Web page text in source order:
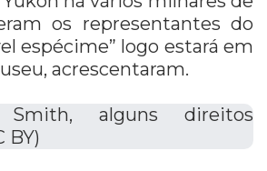
os representantes do
espécime” logo estará em
acrescentaram.